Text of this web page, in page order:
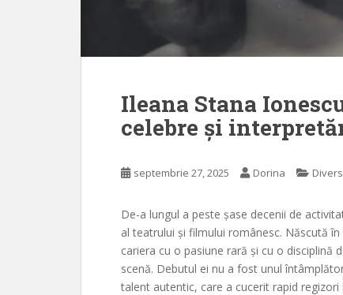
Ileana Stana
celebre și
septembrie 27, 2025 Dorina
De-a lungul a peste șase decenii de
al teatrului și filmului românesc. Născută
cariera cu o pasiune rară și cu o disciplină
scenă. Debutul ei nu a fost unul
talent autentic, care a cucerit rapid